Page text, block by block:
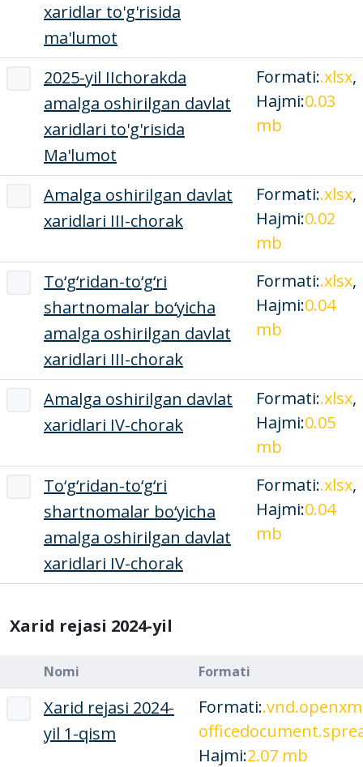
xaridlar to'g'risida
ma'lumot
2025-yil IIchorakda
amalga oshirilgan davlat
xaridlari to'g'risida
Ma'lumot
Formati:.xlsx,
Hajmi:0.03
mb
Amalga oshirilgan davlat
xaridlari III-chorak
Formati:.xlsx,
Hajmi:0.02
mb
To‘g‘ridan-to‘g‘ri
shartnomalar bo‘yicha
amalga oshirilgan davlat
xaridlari III-chorak
Formati:.xlsx,
Hajmi:0.04
mb
Amalga oshirilgan davlat
xaridlari IV-chorak
Formati:.xlsx,
Hajmi:0.05
mb
To‘g‘ridan-to‘g‘ri
shartnomalar bo‘yicha
amalga oshirilgan davlat
xaridlari IV-chorak
Formati:.xlsx,
Hajmi:0.04
mb
Xarid rejasi 2024-yil
Nomi Formati
Xarid rejasi 2024-
yil 1-qism
Formati:
Hajmi:2.07 mb